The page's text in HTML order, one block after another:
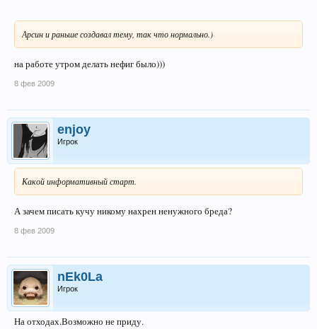
Арсин и раньше создавал тему, так что нормально.)
на работе утром делать нефиг было)))
8 фев 2009
enjoy
Игрок
Какой информативный старт.
А зачем писать кучу никому нахрен ненужного бреда?
8 фев 2009
nEk0La
Игрок
На отходах.Возможно не приду.